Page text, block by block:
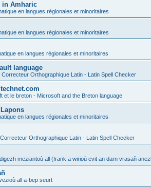
in Amharic
en langues régionales et minoritaires
en langues régionales et minoritaires
en langues régionales et minoritaires
language
Correcteur Orthographique Latin - Latin Spell Checker
et le breton - Microsoft and the Breton language
en langues régionales et minoritaires
Orthographique Latin - Latin Spell Checker
meziantoù all (frank a wirioù evit an darn vrasañ
all a-bep seurt